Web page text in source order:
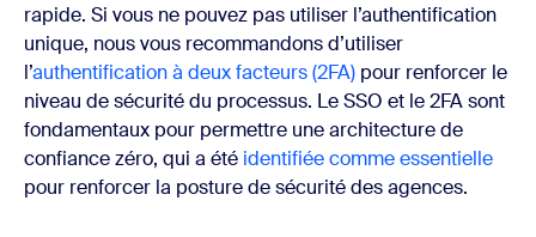
rapide. Si vous ne pouvez pas utiliser l’authentification
unique, nous vous recommandons d’utiliser
l’authentification à deux facteurs (2FA) pour renforcer le
niveau de sécurité du processus. Le SSO et le 2FA sont
fondamentaux pour permettre une architecture de
confiance zéro, qui a été identifiée comme essentielle
pour renforcer la posture de sécurité des agences.